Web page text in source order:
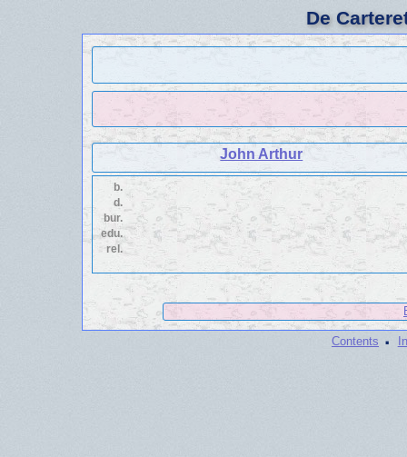
De
John Arthur
b.
d.
bur.
edu.
rel.
Contents ·